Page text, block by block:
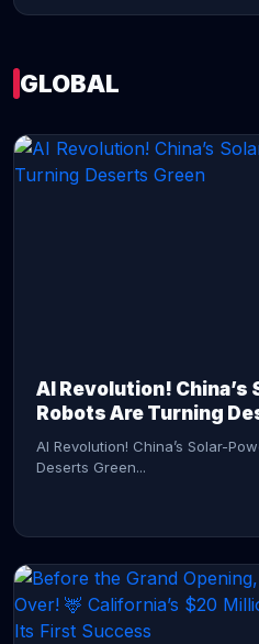
GLOBAL
AI Revolution! China’s
Robots Are Turning
AI Revolution! China’s Solar-
Deserts Green...